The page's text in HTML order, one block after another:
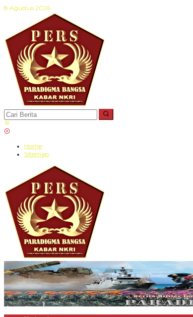
Lewati
8 Agustus 2026
Home
Sitemap